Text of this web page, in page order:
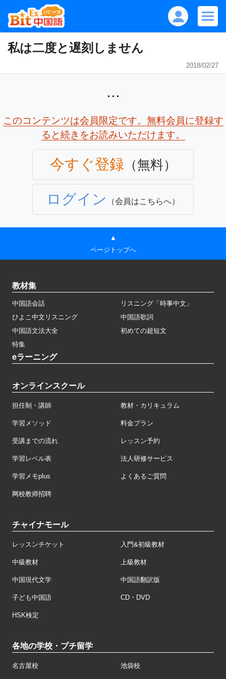
私は二度と遅刻しません
2018/02/27
...
このコンテンツは会員限定です。無料会員に登録す
ると続きをお読みいただけます。
今すぐ登録 （無料）
ログイン （会員はこちらへ）
▲
ページトップへ
教材集
中国語会話
リスニング「時事中文」
ひよこ中文リスニング
中国語歌詞
中国語文法大全
初めての超短文
特集
eラーニング
オンラインスクール
担任制・講師 教材・カリキュラム
学習メソッド 料金プラン
受講までの流れ レッスン予約
学習レベル表 法人研修サービス
学習メモplus よくあるご質問
网校教师招聘
チャイナモール
レッスンチケット 入門&初級教材
中級教材 上級教材
中国現代文学 中国語翻訳版
子ども中国語 CD・DVD
HSK検定
各地の学校・プチ留学
名古屋校 池袋校